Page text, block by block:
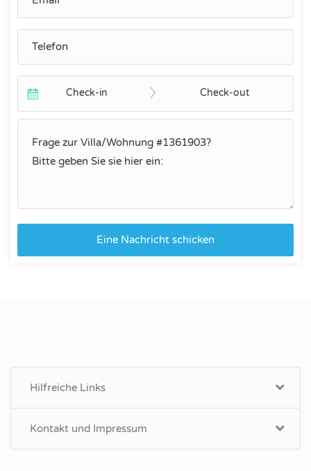
Check-in Check-out
Eine Nachricht schicken
Hilfreiche Links
Kontakt und Impressum